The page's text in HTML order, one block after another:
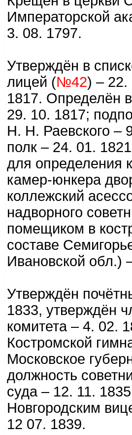
Императорской
3. 08. 1797.
Утверждён в
лицей (№42) – 22.
1817. Определён
29. 10. 1817;
Н. Н. Раевского –
полк – 24. 01.
для определения
камер-юнкера
коллежский
надворного
помещиком в
составе
Ивановской обл.)
Утверждён
1833, утверждён
комитета – 4. 02.
Костромской
Московское
должность
суда – 12. 11.
Новгородским
12 07. 1839.